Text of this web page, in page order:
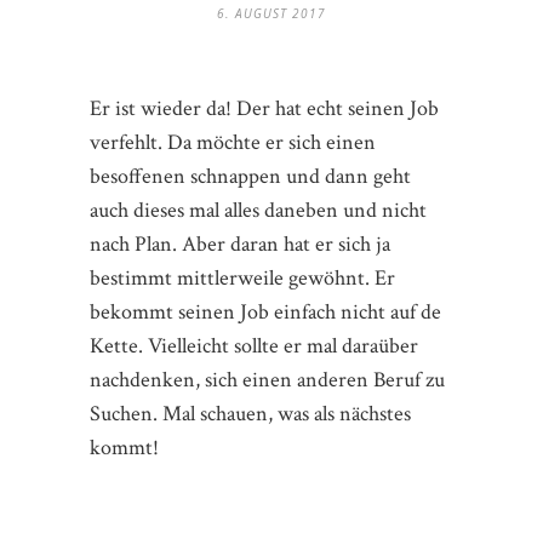
6. AUGUST 2017
Er ist wieder da! Der hat echt seinen Job
verfehlt. Da möchte er sich einen
besoffenen schnappen und dann geht
auch dieses mal alles daneben und nicht
nach Plan. Aber daran hat er sich ja
bestimmt mittlerweile gewöhnt. Er
bekommt seinen Job einfach nicht auf de
Kette. Vielleicht sollte er mal daraüber
nachdenken, sich einen anderen Beruf zu
Suchen. Mal schauen, was als nächstes
kommt!